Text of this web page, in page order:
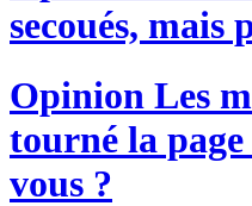
secoués, mais
Opinion Les
tourné la
vous ?